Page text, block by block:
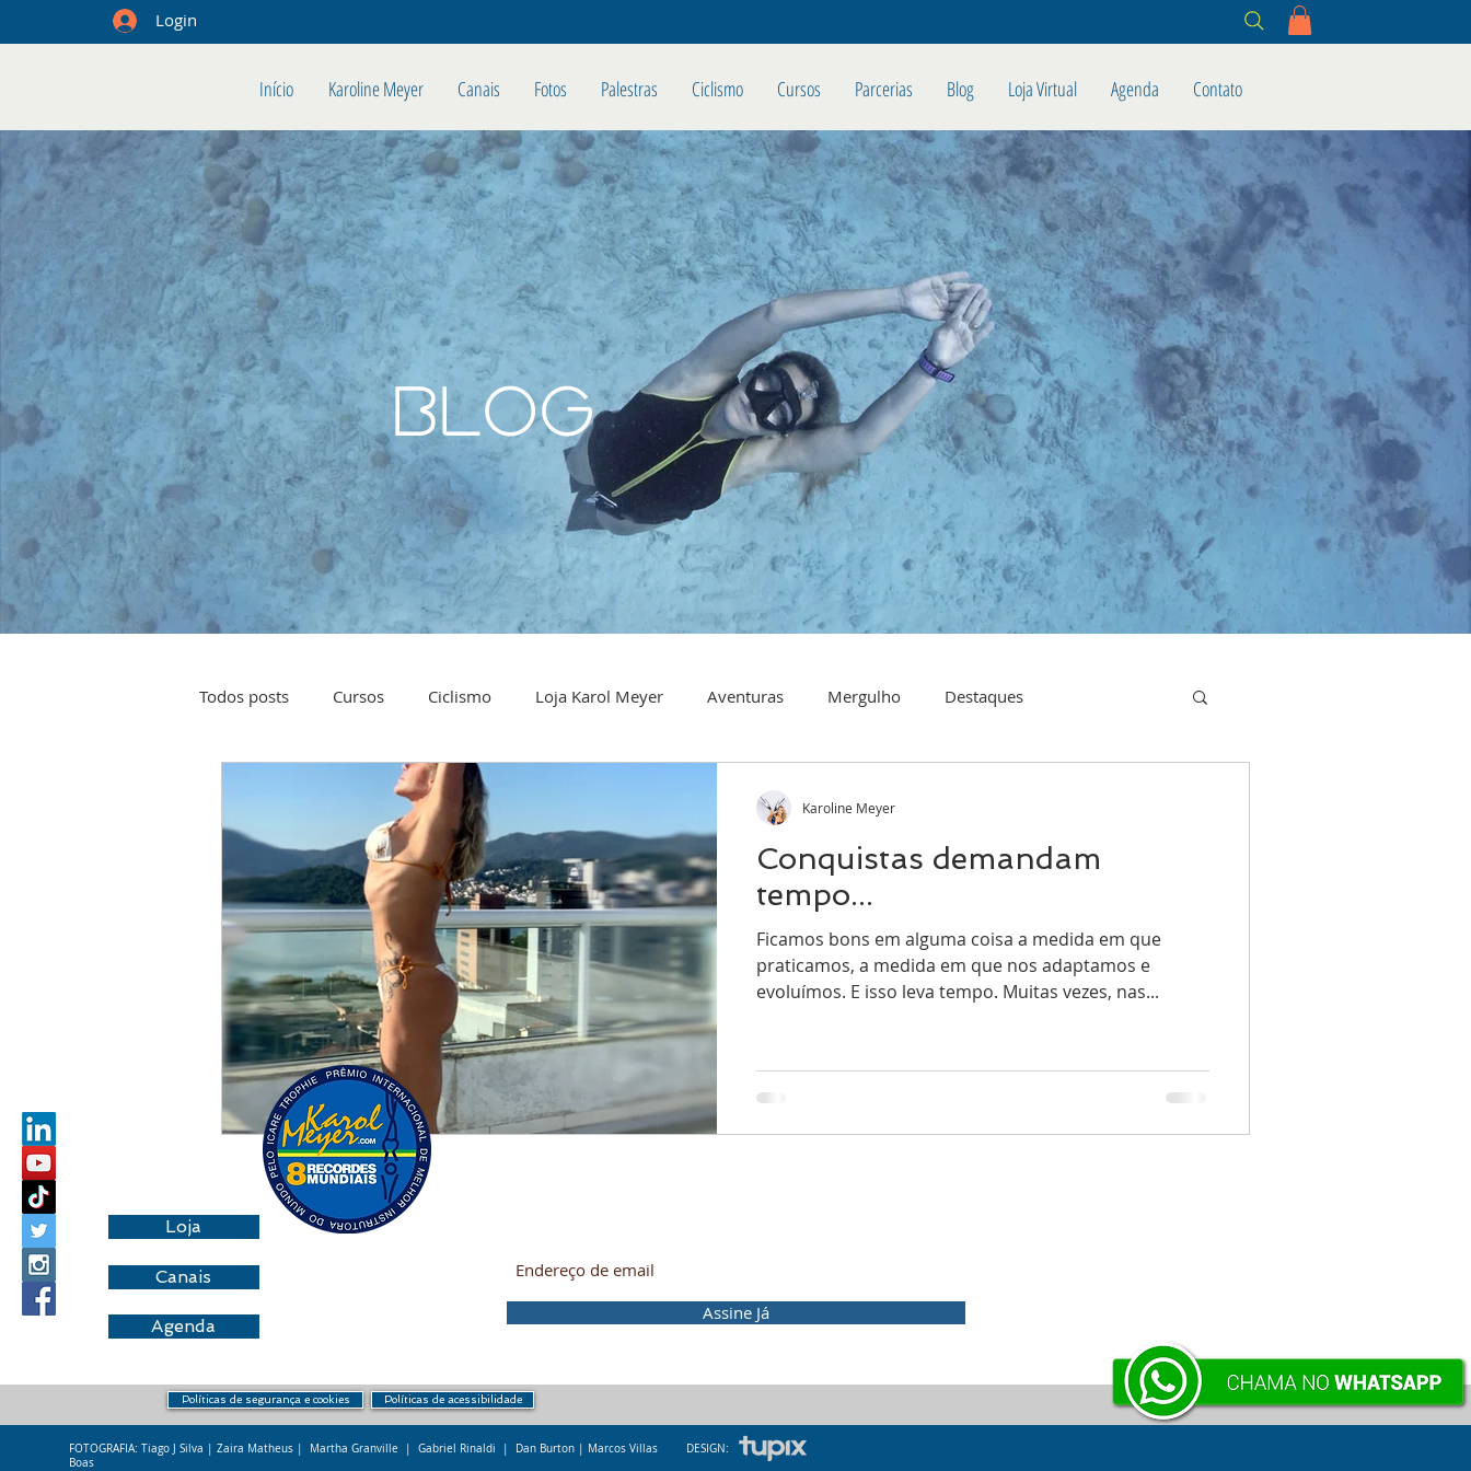
Login
Início Karoline Meyer Canais Fotos Palestras Ciclismo Cursos Parcerias Blog Loja Virtual Agenda Contato
BLOG
Todos posts Cursos Ciclismo Loja Karol Meyer Aventuras Mergulho Destaques
Conquistas demandam
tempo...
Ficamos bons em alguma coisa a medida em que
praticamos, a medida em que nos adaptamos e
evoluímos. E isso leva tempo. Muitas vezes, nas...
Karoline Meyer
Loja
Canais
Agenda
Assine Já
Políticas de segurança e cookies Políticas de acessibilidade
FOTOGRAFIA: Tiago J Silva | Zaira Matheus | Martha Granville | Gabriel Rinaldi | Dan Burton | Marcos Villas
Boas
DESIGN: